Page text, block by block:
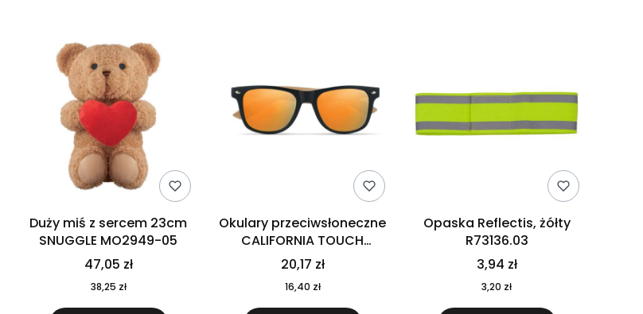
Duży miś z sercem 23cm
SNUGGLE MO2949-05
47,05 zł
38,25 zł
Okulary przeciwsłoneczne
CALIFORNIA TOUCH
MO9617-10
20,17 zł
16,40 zł
Opaska Reflectis, żółty
R73136.03
3,94 zł
3,20 zł